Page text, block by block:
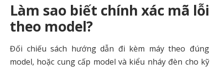
Làm sao biết chính xác mã lỗi
theo model?
Đối chiếu sách hướng dẫn đi kèm máy theo đúng
model, hoặc cung cấp model và kiểu nháy đèn cho kỹ